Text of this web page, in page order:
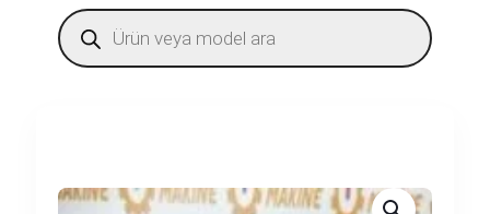
Products
search